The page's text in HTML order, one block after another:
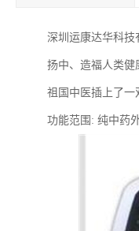
深圳运康达华科技
扬中、造福人类健
祖国中医插上了一
功能范围: 纯中药